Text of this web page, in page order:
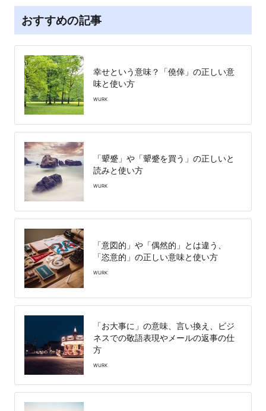
おすすめの記事
幸せという意味？「僥倖」の正しい意
味と使い方
WURK
「顰蹙」や「顰蹙を買う」の正しいと
読みと使い方
WURK
「意図的」や「偶然的」とは違う、
「恣意的」の正しい意味と使い方
WURK
「お大事に」の意味、言い換え、ビジ
ネスでの敬語表現やメールの返事の仕
方
WURK